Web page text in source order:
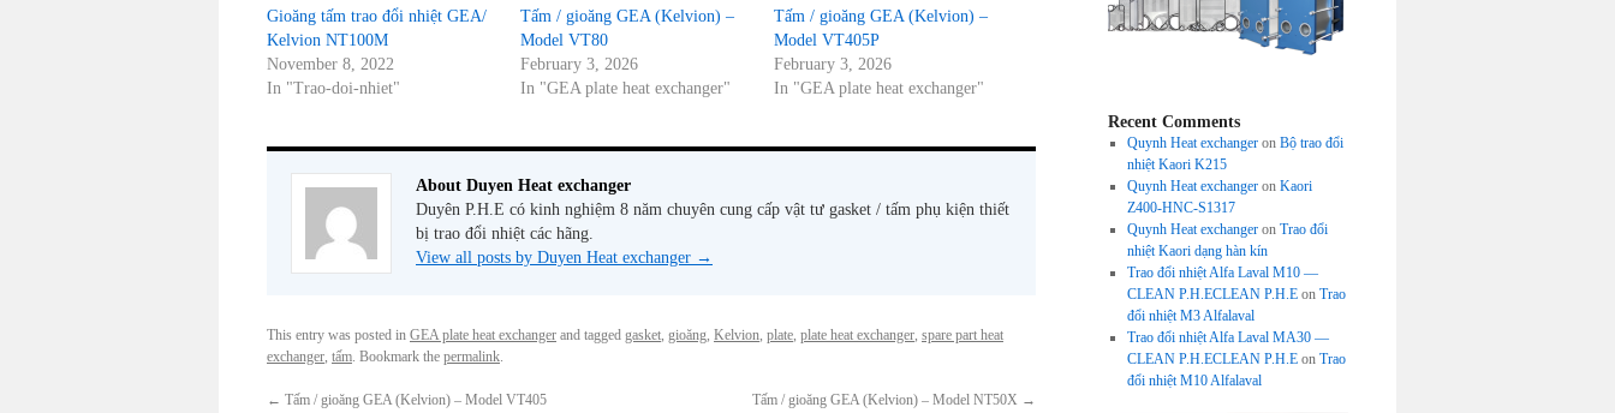
Gioăng tấm trao đổi nhiệt GEA/
Kelvion NT100M
November 8, 2022
In "Trao-doi-nhiet"
Tấm / gioăng GEA (Kelvion) –
Model VT80
February 3, 2026
In "GEA plate heat exchanger"
Tấm / gioăng GEA (Kelvion) –
Model VT405P
February 3, 2026
In "GEA plate heat exchanger"
About Duyen Heat exchanger
Duyên P.H.E có kinh nghiệm 8 năm chuyên cung cấp vật tư gasket / tấm phụ kiện thiết
bị trao đổi nhiệt các hãng.
View all posts by Duyen Heat exchanger →
This entry was posted in GEA plate heat exchanger and tagged gasket gioăng Kelvion plate plate heat exchanger spare part heat
exchanger tấm . Bookmark the permalink
← Tấm / gioăng GEA (Kelvion) – Model VT405 Tấm / gioăng GEA (Kelvion) – Model NT50X →
Recent Comments
Quynh Heat exchangeron Bộ trao đổi
nhiệt Kaori K215
Quynh Heat exchangeron Kaori
Z400-HNC-S1317
Quynh Heat exchangeron Trao đổi
nhiệt Kaori dạng hàn kín
Trao đổi nhiệt Alfa Laval M10 —
CLEAN P.H.ECLEAN P.H.Eon Trao
đổi nhiệt M3 Alfalaval
Trao đổi nhiệt Alfa Laval MA30 —
CLEAN P.H.ECLEAN P.H.Eon Trao
đổi nhiệt M10 Alfalaval